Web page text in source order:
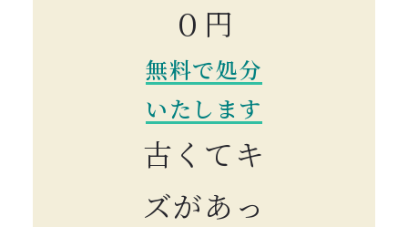
０円
無料で処分
いたします
古くてキ
ズがあっ